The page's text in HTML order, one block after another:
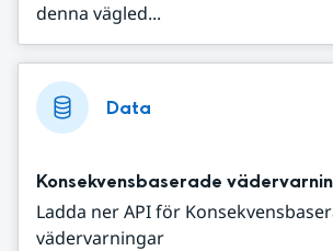
denna vägled...
Data
Konsekvensbaserade
Ladda ner API för
vädervarningar